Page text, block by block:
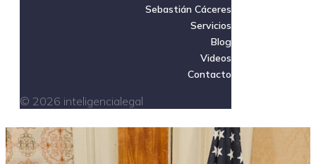
Sebastián Cáceres
Servicios
Blog
Videos
Contacto
© 2026 inteligencialegal